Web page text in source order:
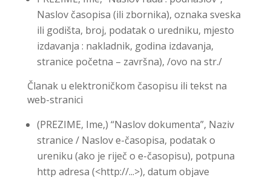
Naslov časopisa (ili zbornika), oznaka sveska
ili godišta, broj, podatak o uredniku, mjesto
izdavanja : nakladnik, godina izdavanja,
stranice početna – završna), /ovo na str./
Članak u elektroničkom časopisu ili tekst na
web-stranici
(PREZIME, Ime,) “Naslov dokumenta”, Naziv
stranice / Naslov e-časopisa, podatak o
ureniku (ako je riječ o e-časopisu), potpuna
http adresa (<http://...>), datum objave